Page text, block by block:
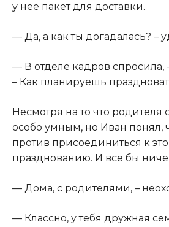
у нее пакет для доставки.​
​— Да, а как ты догадалась? –
​— В отделе кадров спросила,
– Как планируешь
​Несмотря на то что родителя
особо умным, но Иван понял,
против присоединиться к
празднованию. И все бы
​— Дома, с родителями, –
​— Классно, у тебя дружная